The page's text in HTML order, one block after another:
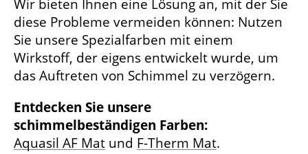
Wir bieten Ihnen eine Lösung an, mit der Sie
diese Probleme vermeiden können: Nutzen
Sie unsere Spezialfarben mit einem
Wirkstoff, der eigens entwickelt wurde, um
das Auftreten von Schimmel zu verzögern.
Entdecken Sie unsere
schimmelbeständigen Farben:
Aquasil AF Mat und F-Therm Mat.